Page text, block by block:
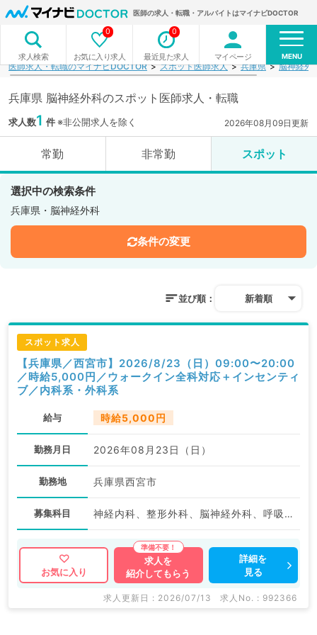
医師の求人・転職・アルバイトはマイナビDOCTOR
求人検索 お気に入り求人
0
最近見た求人
0
マイページ MENU
医師求人・転職のマイナビDOCTOR スポット医師求人 兵庫県 脳神経外
兵庫県 脳神経外科のスポット医師求人・転職
求人数1 件※非公開求人を除く 2026年08月09日更新
常勤 非常勤 スポット
選択中の検索条件
兵庫県・脳神経外科
条件の変更
並び順： 新着順
スポット求人
【兵庫県／西宮市】2026/8/23（日）09:00〜20:00
／時給5,000円／ウォークイン全科対応＋インセンティ
ブ／内科系・外科系
給与 時給5,000円
勤務月日 2026年08月23日（日）
勤務地 兵庫県西宮市
募集科目 神経内科、整形外科、脳神経外科、呼吸器外科、心臓血管外科、小児外科、泌尿器科、一般内科、循環器内科、呼吸器内科、消化器内科、内分泌・代謝内科、腎臓内科、外科系全般、一般外科、消化器外科
お気に入り
求人を
紹介してもらう
詳細を
見る
求人更新日 : 2026/07/13 求人No. : 992366